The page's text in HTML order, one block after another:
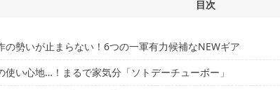
目次
の勢いが止まらない！6つの一軍有力候補なNEWギア
使い心地…！まるで家気分「ソトデーチューボー」